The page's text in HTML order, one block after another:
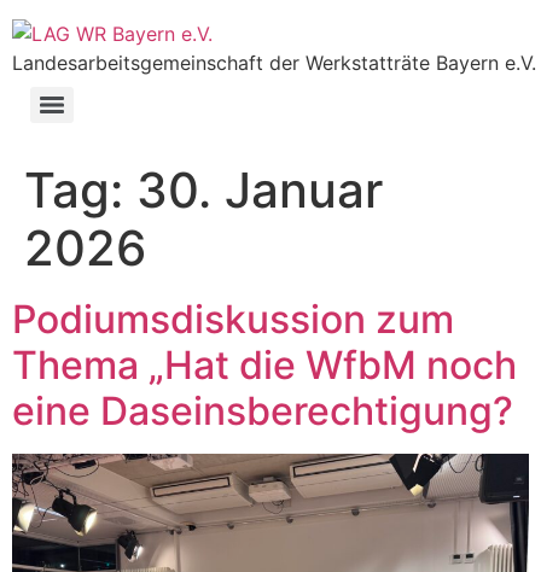
Landesarbeitsgemeinschaft der Werkstatträte Bayern e.V.
Tag: 30. Januar
2026
Podiumsdiskussion zum
Thema „Hat die WfbM noch
eine Daseinsberechtigung?